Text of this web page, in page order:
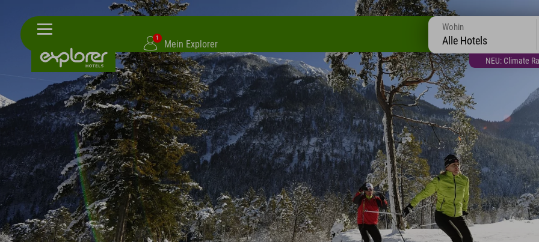
1
Mein Explorer
NEU: Climate
Wohin
Alle Hotels